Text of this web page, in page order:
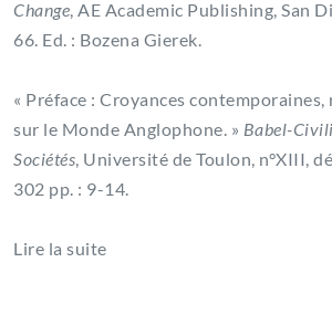
Change, AE Academic Publishing, San
66. Ed. : Bozena Gierek.
« Préface : Croyances contemporaines,
sur le Monde Anglophone. » Babel-
Sociétés, Université de Toulon, n°XIII,
302 pp. : 9-14.
Lire la suite